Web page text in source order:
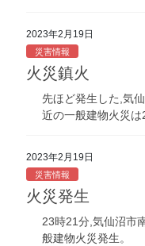
2023年2月19日
災害情報
火災鎮火
先ほど発生した,気
近の一般建物火災
2023年2月19日
災害情報
火災発生
23時21分,気仙沼市
般建物火災発生。